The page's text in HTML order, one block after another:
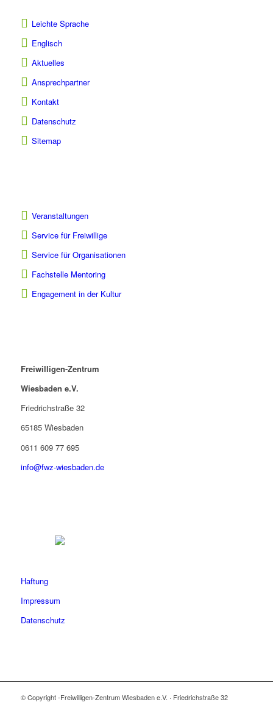
Leichte Sprache
Englisch
Aktuelles
Ansprechpartner
Kontakt
Datenschutz
Sitemap
Veranstaltungen
Service für Freiwillige
Service für Organisationen
Fachstelle Mentoring
Engagement in der Kultur
Freiwilligen-Zentrum
Wiesbaden e.V.
Friedrichstraße 32
65185 Wiesbaden
0611 609 77 695
info@fwz-wiesbaden.de
Haftung
Impressum
Datenschutz
© Copyright -Freiwilligen-Zentrum Wiesbaden e.V. · Friedrichstraße 32